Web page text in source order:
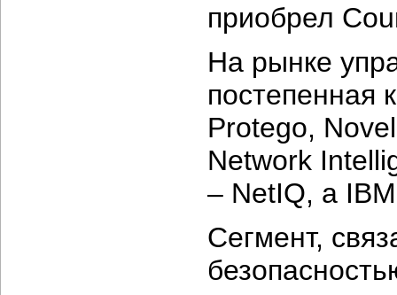
приобрел
На рынке
постепенная
Protego,
Network
– NetIQ, а
Сегмент,